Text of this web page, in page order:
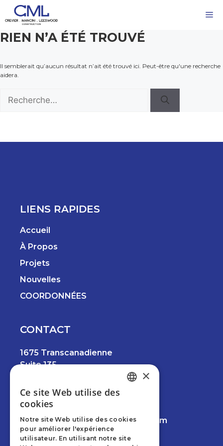
Aller
au
contenu
RIEN N’A ÉTÉ TROUVÉ
Il semblerait qu’aucun résultat n’ait été trouvé ici. Peut-être qu'une recherche
aidera.
Rechercher :
LIENS RAPIDES
Accueil
À Propos
Projets
Nouvelles
COORDONNÉES
CONTACT
1675 Transcanadienne
Suite 135
514.457.6745
info@creviermancinileeswood.com
Facebook
Instagram
LinkedIn
×
Ce site Web utilise des
cookies
Notre site Web utilise des cookies
pour améliorer l'expérience
utilisateur. En utilisant notre site